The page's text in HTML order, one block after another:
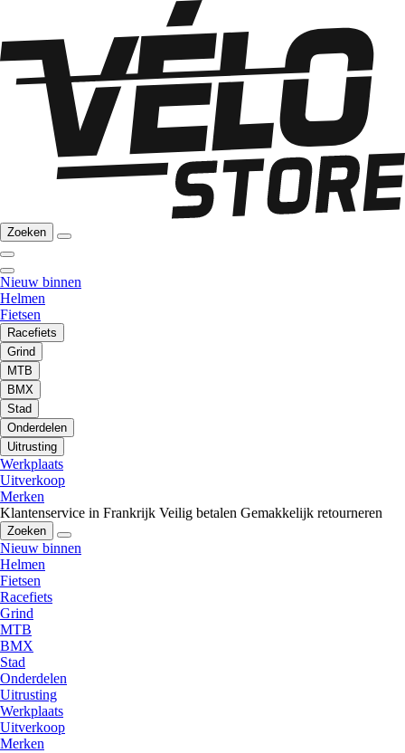
Zoeken
Nieuw binnen
Helmen
Fietsen
Racefiets
Grind
MTB
BMX
Stad
Onderdelen
Uitrusting
Werkplaats
Uitverkoop
Merken
Klantenservice in Frankrijk Veilig betalen Gemakkelijk retourneren
Zoeken
Nieuw binnen
Helmen
Fietsen
Racefiets
Grind
MTB
BMX
Stad
Onderdelen
Uitrusting
Werkplaats
Uitverkoop
Merken